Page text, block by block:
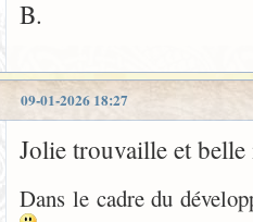
B.
09-01-2026 18:27
Jolie trouvaille et
Dans le cadre du